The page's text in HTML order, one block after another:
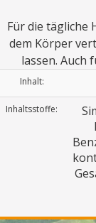
Für die tägliche
dem Körper
lassen. Auch
Inhalt:
Inhaltsstoffe: